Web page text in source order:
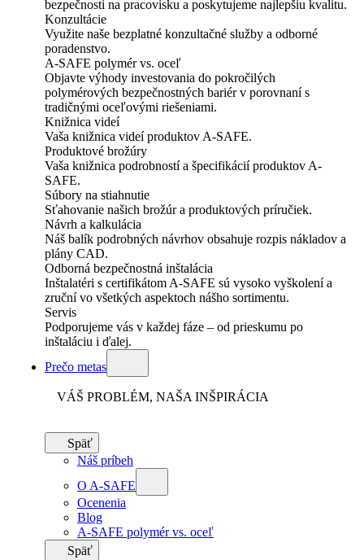
bezpečnosti na pracovisku a poskytujeme najlepšiu kvalitu.
Konzultácie
Využite naše bezplatné konzultačné služby a odborné
poradenstvo.
A-SAFE polymér vs. oceľ
Objavte výhody investovania do pokročilých
polymérových bezpečnostných bariér v porovnaní s
tradičnými oceľovými riešeniami.
Knižnica videí
Vaša knižnica videí produktov A-SAFE.
Produktové brožúry
Vaša knižnica podrobností a špecifikácií produktov A-
SAFE.
Súbory na stiahnutie
Sťahovanie našich brožúr a produktových príručiek.
Návrh a kalkulácia
Náš balík podrobných návrhov obsahuje rozpis nákladov a
plány CAD.
Odborná bezpečnostná inštalácia
Inštalatéri s certifikátom A-SAFE sú vysoko vyškolení a
zruční vo všetkých aspektoch nášho sortimentu.
Servis
Podporujeme vás v každej fáze – od prieskumu po
inštaláciu i ďalej.
Prečo metas
VÁŠ PROBLÉM, NAŠA INŠPIRÁCIA
Späť
Náš príbeh
O A-SAFE
Ocenenia
Blog
A-SAFE polymér vs. oceľ
Späť